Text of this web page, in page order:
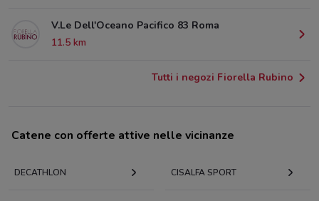
V.Le Dell'Oceano Pacifico 83 Roma
11.5 km
Tutti i negozi Fiorella Rubino
Catene con offerte attive nelle vicinanze
DECATHLON CISALFA SPORT